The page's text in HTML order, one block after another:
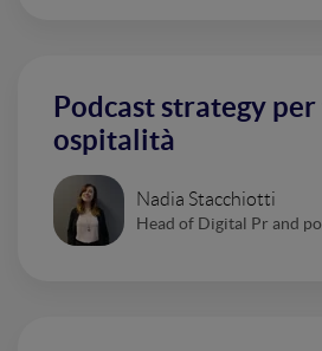
Podcast strategy
ospitalità
Nadia Stacchiotti
Head of Digital Pr and